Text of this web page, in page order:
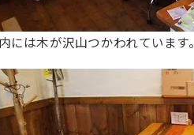
には木が沢山つかわれています。